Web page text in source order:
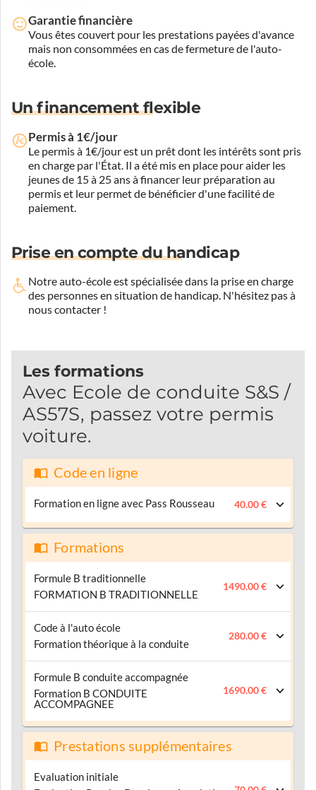
Garantie financière
Vous êtes couvert pour les prestations payées d'avance
mais non consommées en cas de fermeture de l'auto-
école.
Un financement flexible
Permis à 1€/jour
Le permis à 1€/jour est un prêt dont les intérêts sont pris
en charge par l'État. Il a été mis en place pour aider les
jeunes de 15 à 25 ans à financer leur préparation au
permis et leur permet de bénéficier d'une facilité de
paiement.
Prise en compte du handicap
Notre auto-école est spécialisée dans la prise en charge
des personnes en situation de handicap. N'hésitez pas à
nous contacter !
Les formations
Avec Ecole de conduite S&S /
AS57S, passez votre permis
voiture.
Code en ligne
Formation en ligne avec Pass Rousseau 40.00 €
Formations
Formule B traditionnelle
FORMATION B TRADITIONNELLE
1490.00 €
Code à l'auto école
Formation théorique à la conduite
280.00 €
Formule B conduite accompagnée
Formation B CONDUITE
ACCOMPAGNEE
1690.00 €
Prestations supplémentaires
Evaluation initiale